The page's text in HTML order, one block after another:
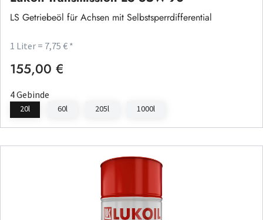
LS Getriebeöl für Achsen mit Selbstsperrdifferential
1 Liter = 7,75 € *
Regulärer Preis:
155,00 €
4 Gebinde
20l 60l 205l 1000l